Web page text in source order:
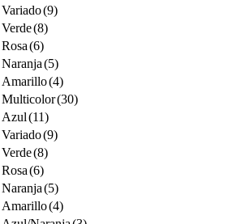
Variado(9)
Verde(8)
Rosa(6)
Naranja(5)
Amarillo(4)
Multicolor(30)
Azul(11)
Variado(9)
Verde(8)
Rosa(6)
Naranja(5)
Amarillo(4)